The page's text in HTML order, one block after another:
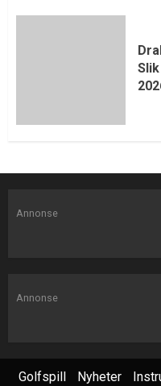
Annonse
Annonse
Golfspill Nyheter